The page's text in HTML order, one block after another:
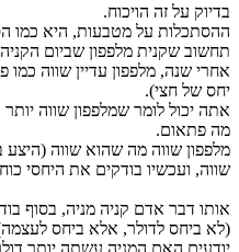
בדיוק על זה הויכוח.
ההסתכלות על מטבעות, היא כמו
תחשוב שקנית מלפפון שביום
אחרי שנה, מלפפון עדיין שווה כמו
יחס של חצי).
אתה יכול לומר שמלפפון שווה
מה פתאום.
מלפפון שווה מה שהוא שווה (היצע
שווה, ועכשיו בודקים את היחסי
אותו דבר אדם קניה מניה, בסוף
(לא ביחס לדולר, אלא ביחס
יודעים האם המניה עשתה יותר